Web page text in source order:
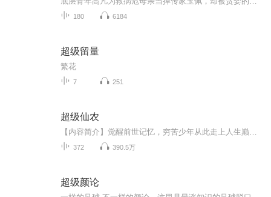
180 6184
超级留量
繁花
7 251
超级仙农
372 390.5万
超级颜论